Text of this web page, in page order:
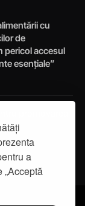
a
cu
de
pericol accesul
esențiale”